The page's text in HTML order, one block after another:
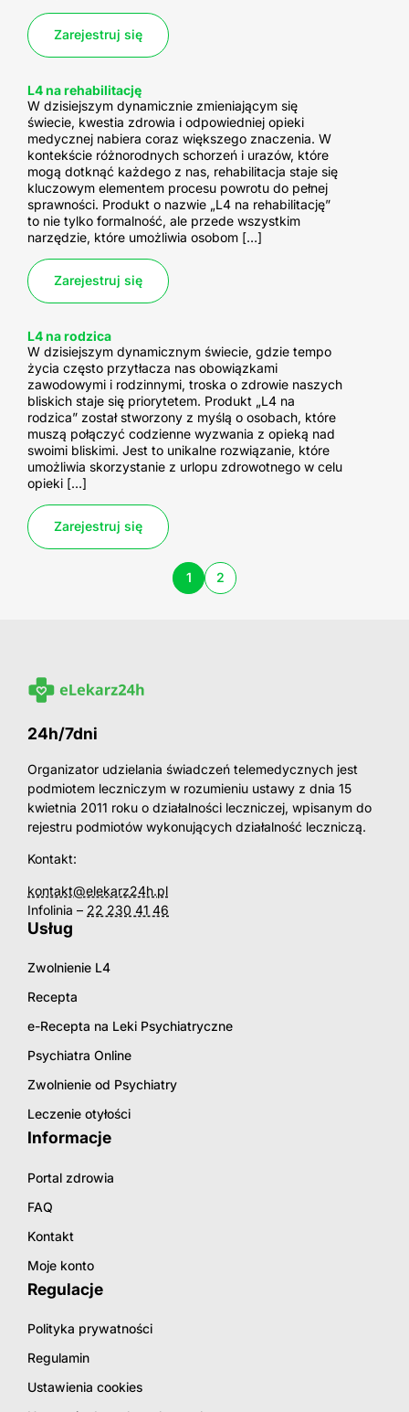
Zarejestruj się
L4 na rehabilitację
W dzisiejszym dynamicznie zmieniającym się
świecie, kwestia zdrowia i odpowiedniej opieki
medycznej nabiera coraz większego znaczenia. W
kontekście różnorodnych schorzeń i urazów, które
mogą dotknąć każdego z nas, rehabilitacja staje się
kluczowym elementem procesu powrotu do pełnej
sprawności. Produkt o nazwie „L4 na rehabilitację”
to nie tylko formalność, ale przede wszystkim
narzędzie, które umożliwia osobom […]
Zarejestruj się
L4 na rodzica
W dzisiejszym dynamicznym świecie, gdzie tempo
życia często przytłacza nas obowiązkami
zawodowymi i rodzinnymi, troska o zdrowie naszych
bliskich staje się priorytetem. Produkt „L4 na
rodzica” został stworzony z myślą o osobach, które
muszą połączyć codzienne wyzwania z opieką nad
swoimi bliskimi. Jest to unikalne rozwiązanie, które
umożliwia skorzystanie z urlopu zdrowotnego w celu
opieki […]
Zarejestruj się
1 2
24h/7dni
Organizator udzielania świadczeń telemedycznych jest
podmiotem leczniczym w rozumieniu ustawy z dnia 15
kwietnia 2011 roku o działalności leczniczej, wpisanym do
rejestru podmiotów wykonujących działalność leczniczą.
Kontakt:
kontakt@elekarz24h.pl
Infolinia – 22 230 41 46
Usług
Zwolnienie L4
Recepta
e-Recepta na Leki Psychiatryczne
Psychiatra Online
Zwolnienie od Psychiatry
Leczenie otyłości
Informacje
Portal zdrowia
FAQ
Kontakt
Moje konto
Regulacje
Polityka prywatności
Regulamin
Ustawienia cookies